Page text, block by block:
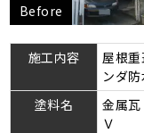
Before
施工内容
屋根
ンダ
塗料名
金属
Ｖ